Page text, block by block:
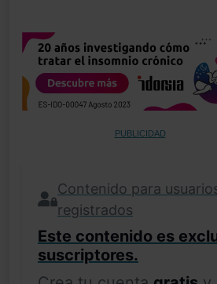
PUBLICIDAD
Contenido para
registrados
Este contenido es
suscriptores.